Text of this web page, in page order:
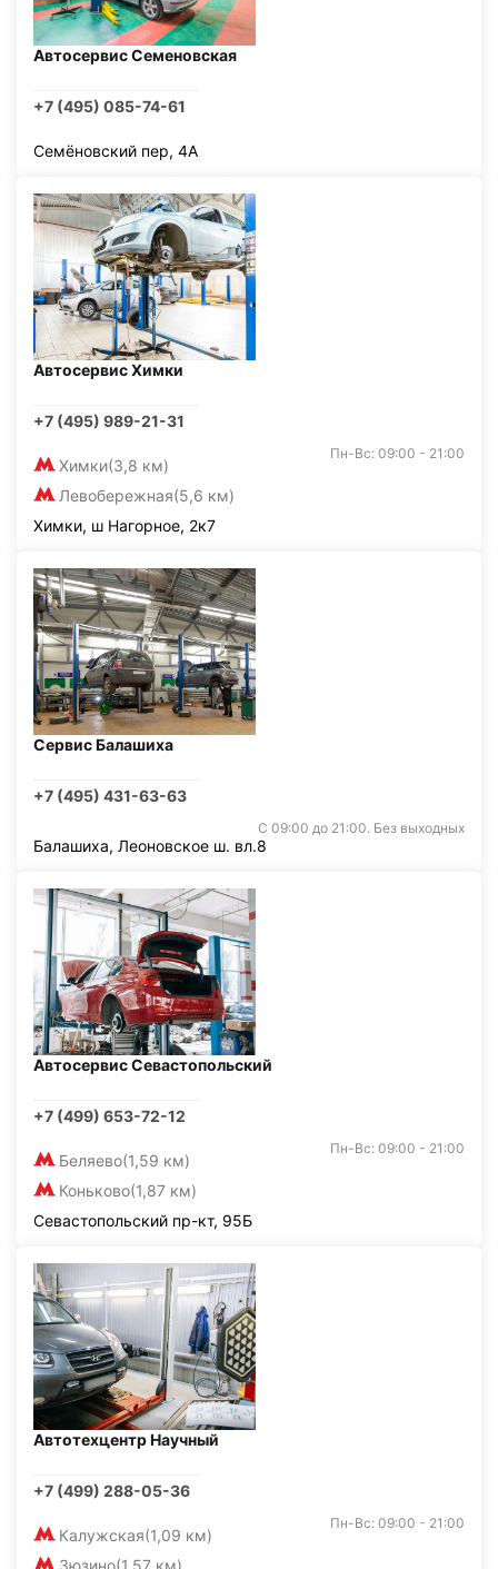
Автосервис Семеновская
+7 (495) 085-74-61
Семёновский пер, 4А
Автосервис Химки
+7 (495) 989-21-31
Химки(3,8 км)
Левобережная(5,6 км)
Пн-Вс: 09:00 - 21:00
Химки, ш Нагорное, 2к7
Сервис Балашиха
+7 (495) 431-63-63
С 09:00 до 21:00. Без выходных
Балашиха, Леоновское ш. вл.8
Автосервис Севастопольский
+7 (499) 653-72-12
Беляево(1,59 км)
Коньково(1,87 км)
Пн-Вс: 09:00 - 21:00
Севастопольский пр-кт, 95Б
Автотехцентр Научный
+7 (499) 288-05-36
Калужская(1,09 км)
Зюзино(1,57 км)
Пн-Вс: 09:00 - 21:00